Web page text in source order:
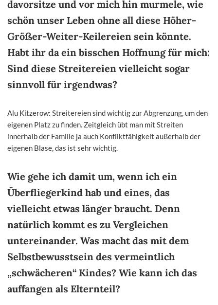
davorsitze und vor mich hin murmele, wie
schön unser Leben ohne all diese Höher-
Größer-Weiter-Keilereien sein könnte.
Habt ihr da ein bisschen Hoffnung für mich:
Sind diese Streitereien vielleicht sogar
sinnvoll für irgendwas?
Alu Kitzerow: Streitereien sind wichtig zur Abgrenzung, um den
eigenen Platz zu finden. Zeitgleich übt man mit Streiten
innerhalb der Familie ja auch Konfliktfähigkeit außerhalb der
eigenen Blase, das ist sehr wichtig.
Wie gehe ich damit um, wenn ich ein
Überfliegerkind hab und eines, das
vielleicht etwas länger braucht. Denn
natürlich kommt es zu Vergleichen
untereinander. Was macht das mit dem
Selbstbewusstsein des vermeintlich
„schwächeren“ Kindes? Wie kann ich das
auffangen als Elternteil?